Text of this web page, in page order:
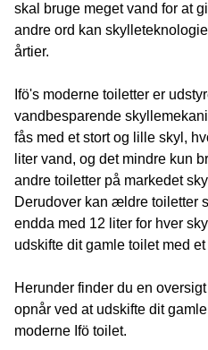
skal bruge meget vand for at
andre ord kan
årtier.
Ifö's moderne toiletter er
vandbesparende
fås med et stort og lille skyl,
liter vand, og det mindre kun
andre toiletter på markedet
Derudover kan ældre toiletter
endda med 12 liter for hver
udskifte dit gamle toilet med et
Herunder finder du en
opnår ved at udskifte dit
moderne Ifö toilet.